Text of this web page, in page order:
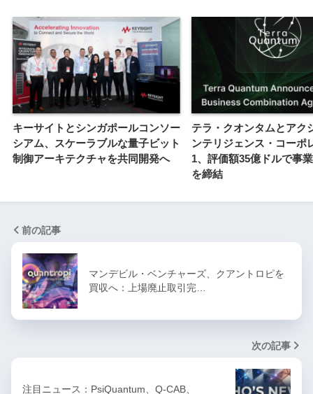
キーサイトとシンガポールコンソー
シアム、スケーラブルな量子ビット
制御アーキテクチャを共同開発へ
テラ・クオンタムとアク
ンテリジェンス・コーポ
1、評価額35億ドルで事
を締結
前の記事
マンデビル・ベンチャーズ、クアントロピを
買収へ：上場廃止取引完…
次の記事
注目ニュース：PsiQuantum、Q-CAB、